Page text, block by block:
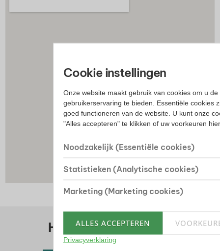
Huis kopen? Bekijk ons
woningaanbod
Cookie instellingen
Onze website maakt gebruik van cookies om u
gebruikerservaring te bieden. Essentiële cookies
goed functioneren van de website. U kunt onze
"Alles accepteren" te klikken of uw voorkeuren
Noodzakelijk (Essentiële cookies)
Statistieken (Analytische cookies)
Marketing (Marketing cookies)
ALLES ACCEPTEREN
Privacyverklaring